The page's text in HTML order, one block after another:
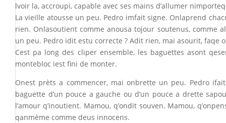
lvoir la, accroupi, capable avec ses mains d’allumer
La vieille atousse un peu. Pedro imfait signe. Onlaprend
rien. Onlasoutient comme anousa tojour soutenus, comme
un peu. Pedro idit estu correcte ? Adit rien, mai asourit, faqe
Cest pa long des cliper ensemble, les baguettes asont
montebloc iest fini de monter.
Onest prèts a commencer, mai onbrette un peu. Pedro
baguette d’un pouce a gauche ou d’un pouce a drette
l’amour q’inoutient. Mamou, q’ondit souven. Mamou,
qanmème comme deus innocens.